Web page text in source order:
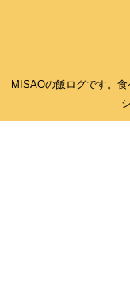
MISAOの飯ログです。